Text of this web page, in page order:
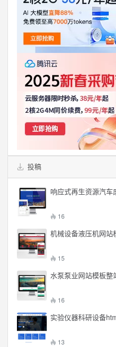
投稿
响应式再生资源汽车
16
机械设备液压机网站
15
水泵泵业网站模板整
16
实验仪器科研设备
13